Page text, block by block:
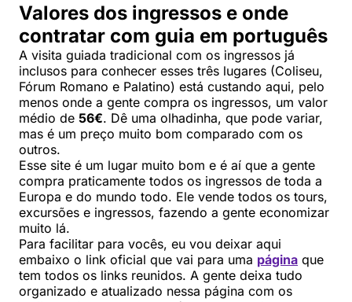
Valores dos ingressos e onde
contratar com guia em português
A visita guiada tradicional com os ingressos já
inclusos para conhecer esses três lugares (Coliseu,
Fórum Romano e Palatino) está custando aqui, pelo
menos onde a gente compra os ingressos, um valor
médio de 56€. Dê uma olhadinha, que pode variar,
mas é um preço muito bom comparado com os
outros.
Esse site é um lugar muito bom e é aí que a gente
compra praticamente todos os ingressos de toda a
Europa e do mundo todo. Ele vende todos os tours,
excursões e ingressos, fazendo a gente economizar
muito lá.
Para facilitar para vocês, eu vou deixar aqui
embaixo o link oficial que vai para uma página que
tem todos os links reunidos. A gente deixa tudo
organizado e atualizado nessa página com os